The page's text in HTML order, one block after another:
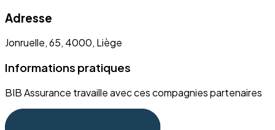
Adresse
Jonruelle, 65, 4000, Liège
Informations pratiques
BIB Assurance travaille avec ces compagnies partenaires